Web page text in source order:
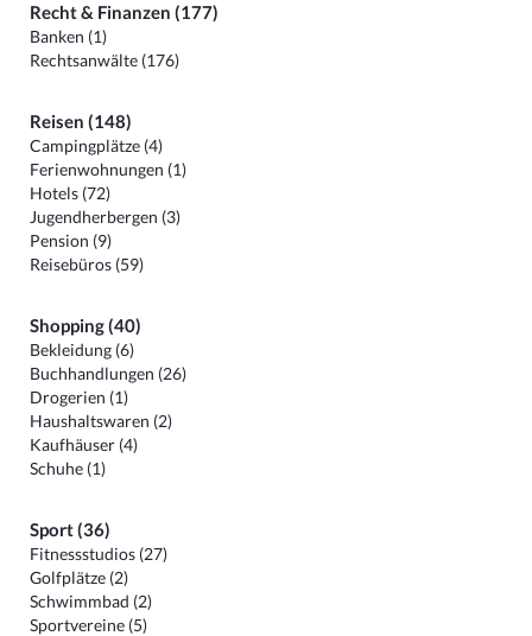
Recht & Finanzen (177)
Banken (1)
Rechtsanwälte (176)
Reisen (148)
Campingplätze (4)
Ferienwohnungen (1)
Hotels (72)
Jugendherbergen (3)
Pension (9)
Reisebüros (59)
Shopping (40)
Bekleidung (6)
Buchhandlungen (26)
Drogerien (1)
Haushaltswaren (2)
Kaufhäuser (4)
Schuhe (1)
Sport (36)
Fitnessstudios (27)
Golfplätze (2)
Schwimmbad (2)
Sportvereine (5)